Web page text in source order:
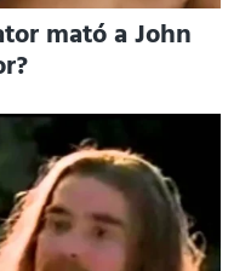
mató a John